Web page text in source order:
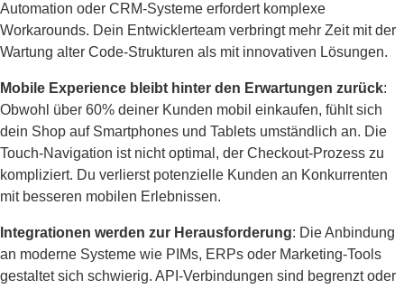
Automation oder CRM-Systeme erfordert komplexe
Workarounds. Dein Entwicklerteam verbringt mehr Zeit mit der
Wartung alter Code-Strukturen als mit innovativen Lösungen.
Mobile Experience bleibt hinter den Erwartungen zurück:
Obwohl über 60% deiner Kunden mobil einkaufen, fühlt sich
dein Shop auf Smartphones und Tablets umständlich an. Die
Touch-Navigation ist nicht optimal, der Checkout-Prozess zu
kompliziert. Du verlierst potenzielle Kunden an Konkurrenten
mit besseren mobilen Erlebnissen.
Integrationen werden zur Herausforderung: Die Anbindung
an moderne Systeme wie PIMs, ERPs oder Marketing-Tools
gestaltet sich schwierig. API-Verbindungen sind begrenzt oder